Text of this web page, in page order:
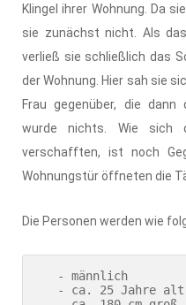
Klingel ihrer Wohnung. Da
sie zunächst nicht. Als
verließ sie schließlich das
der Wohnung. Hier sah sie
Frau gegenüber, die
wurde nichts. Wie sich
verschafften, ist noch
Wohnungstür öffneten die
Die Personen werden wie